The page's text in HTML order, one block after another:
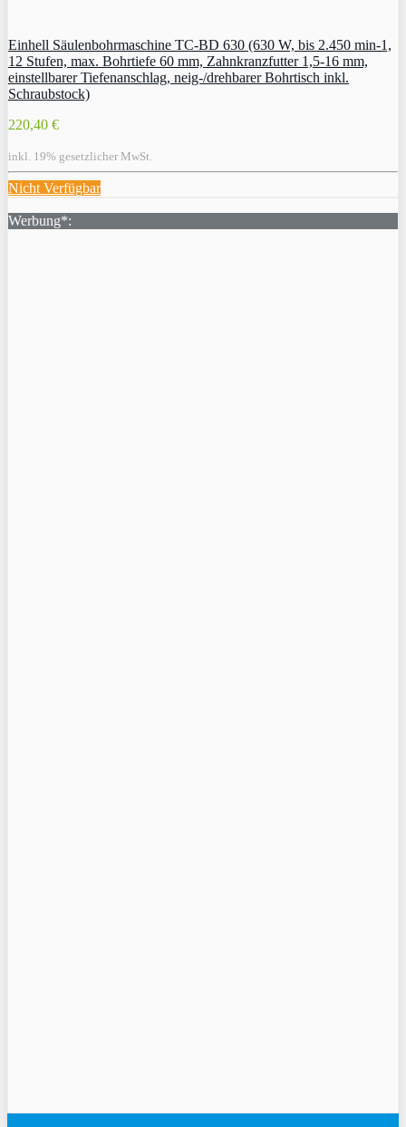
Einhell Säulenbohrmaschine TC-BD 630 (630 W, bis 2.450 min-1,
12 Stufen, max. Bohrtiefe 60 mm, Zahnkranzfutter 1,5-16 mm,
einstellbarer Tiefenanschlag, neig-/drehbarer Bohrtisch inkl.
Schraubstock)
220,40 €
inkl. 19% gesetzlicher MwSt.
Nicht Verfügbar
Werbung*: